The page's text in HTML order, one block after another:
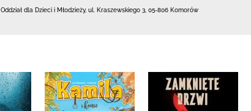
Oddział dla Dzieci i Młodzieży, ul. Kraszewskiego 3 05-806 Komorów